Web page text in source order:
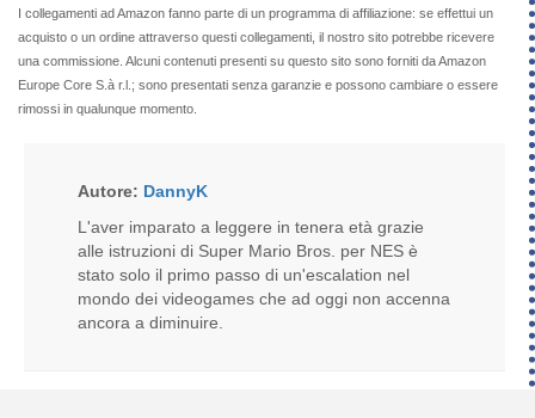
I collegamenti ad Amazon fanno parte di un programma di affiliazione: se effettui un
acquisto o un ordine attraverso questi collegamenti, il nostro sito potrebbe ricevere
una commissione. Alcuni contenuti presenti su questo sito sono forniti da Amazon
Europe Core S.à r.l.; sono presentati senza garanzie e possono cambiare o essere
rimossi in qualunque momento.
Autore: DannyK
L'aver imparato a leggere in tenera età grazie
alle istruzioni di Super Mario Bros. per NES è
stato solo il primo passo di un'escalation nel
mondo dei videogames che ad oggi non accenna
ancora a diminuire.